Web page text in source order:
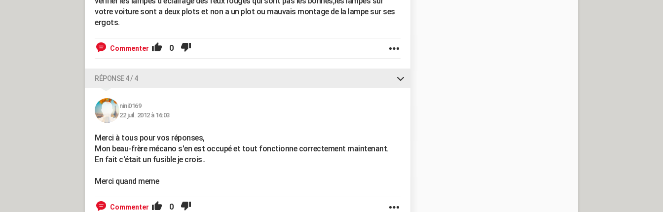
votre voiture sont a deux plots et non a un plot ou mauvais montage de la lampe sur ses
ergots.
Commenter 0
RÉPONSE 4 / 4
nini0169
22 juil. 2012 à 16:03
Merci à tous pour vos réponses,
Mon beau-frère mécano s'en est occupé et tout fonctionne correctement maintenant.
En fait c'était un fusible je crois..
Merci quand meme
Commenter 0